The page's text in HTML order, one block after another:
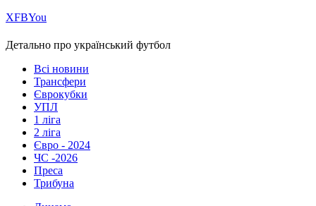
ХFBYou
Детально про український футбол
Всі новини
Трансфери
Єврокубки
УПЛ
1 ліга
2 ліга
Євро - 2024
ЧС -2026
Преса
Трибуна